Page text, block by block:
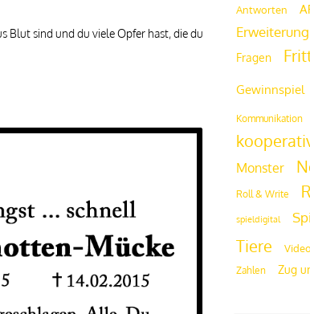
Blut sind und du viele Opfer hast, die du
Antworten
Erweiterung
Fragen
Gewinnspiel
Kommunikation
Monster
Roll & Write
spieldigital
Tiere Video
Zahlen Zug